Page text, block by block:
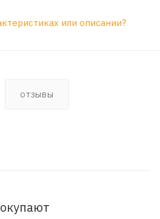
или описании?
ОТЗЫВЫ